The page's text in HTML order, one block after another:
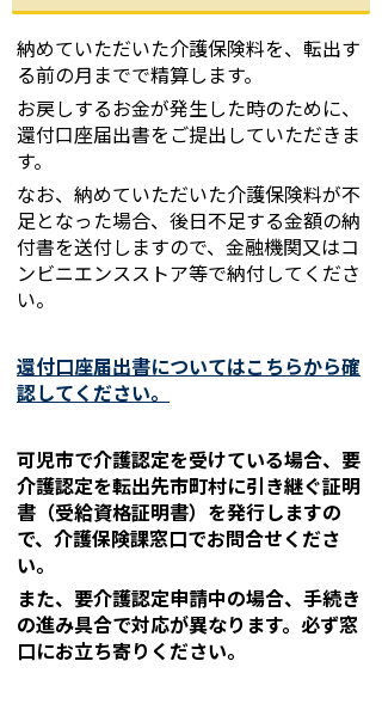
納めていただいた介護保険料を、転出す
る前の月までで精算します。
お戻しするお金が発生した時のために、
還付口座届出書をご提出していただきま
す。
なお、納めていただいた介護保険料が不
足となった場合、後日不足する金額の納
付書を送付しますので、金融機関又はコ
ンビニエンスストア等で納付してくださ
い。
還付口座届出書についてはこちらから確
認してください。
可児市で介護認定を受けている場合、要
介護認定を転出先市町村に引き継ぐ証明
書（受給資格証明書）を発行しますの
で、介護保険課窓口でお問合せくださ
い。
また、要介護認定申請中の場合、手続き
の進み具合で対応が異なります。必ず窓
口にお立ち寄りください。